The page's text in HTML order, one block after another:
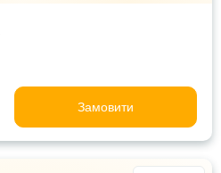
Замовити